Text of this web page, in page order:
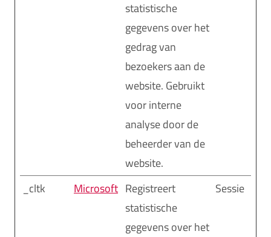
statistische
gegevens over het
gedrag van
bezoekers aan de
website. Gebruikt
voor interne
analyse door de
beheerder van de
website.
_cltk Microsoft Registreert
statistische
gegevens over het
Sessie